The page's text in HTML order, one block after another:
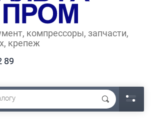
компрессоры, запчасти,
крепеж
89